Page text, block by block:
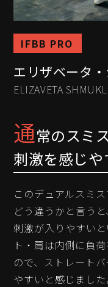
IFBB PRO
エリザベータ
ELIZAVETA
通常のスミ
刺激を感じ
このデュアルスミ
どう違うかと言う
刺激が入りやすい
ト・肩は内側に負
ので、ストレート
やすいと感じまし